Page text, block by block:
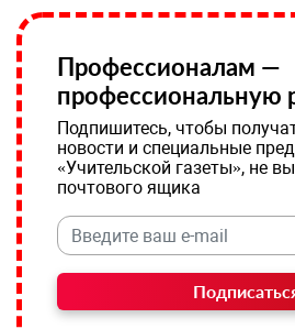
Профессионалам —
профессиональную
Подпишитесь, чтобы
новости и специальные
«Учительской газеты», не
почтового ящика